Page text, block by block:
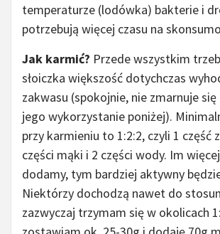
temperaturze (lodówka) bakterie i
potrzebują więcej czasu na
Jak karmić? Przede wszystkim
słoiczka większość dotychczas
zakwasu (spokojnie, nie zmarnuje się
jego wykorzystanie poniżej).
przy karmieniu to 1:2:2, czyli 1 część
części mąki i 2 części wody. Im
dodamy, tym bardziej aktywny
Niektórzy dochodzą nawet do
zazwyczaj trzymam się w okolicach